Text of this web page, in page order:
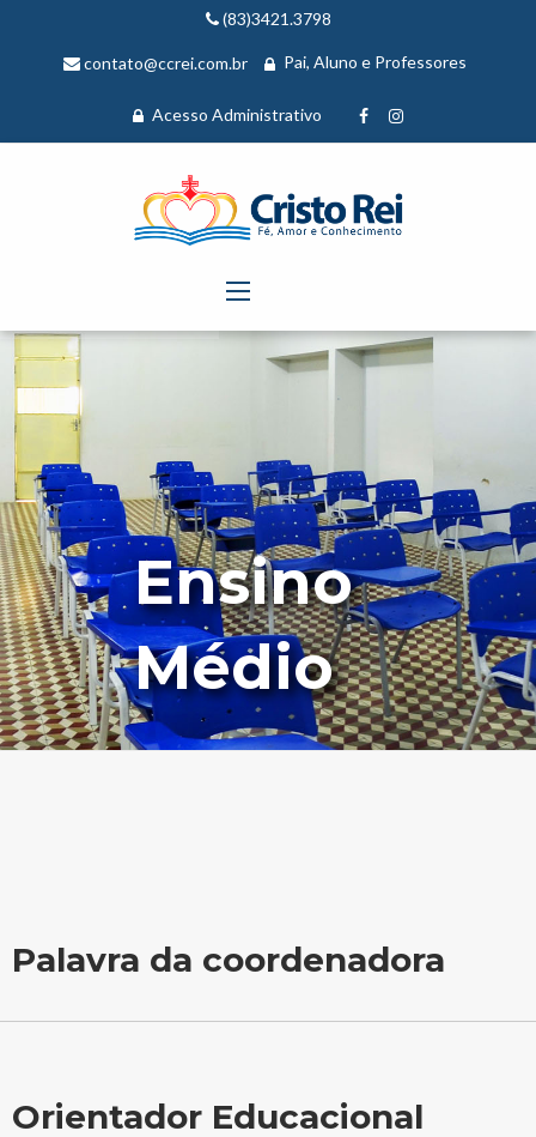
(83)3421.3798
contato@ccrei.com.br Pai, Aluno e Professores
Acesso Administrativo
Ensino
Médio
Palavra da coordenadora
Orientador Educacional